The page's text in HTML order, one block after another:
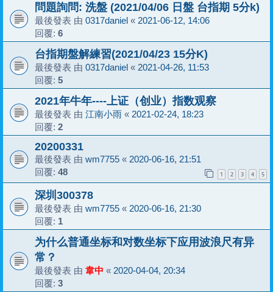
問題詢問: 洗盤 (2021/04/06 日盤 台指期 5分k)
最後發表 由 0317daniel « 2021-06-12, 14:06
回覆: 6
台指期盤解練習(2021/04/23 15分K)
最後發表 由 0317daniel « 2021-04-26, 11:53
回覆: 5
2021年牛年----上证（创业）指数观察
最後發表 由 江南小雨 « 2021-02-24, 18:23
回覆: 2
20200331
最後發表 由 wm7755 « 2020-06-16, 21:51
回覆: 48 1 2 3 4 5
深圳300378
最後發表 由 wm7755 « 2020-06-16, 21:30
回覆: 1
为什么普通坐标和对数坐标下应用波浪尺有异
常？
最後發表 由 韋中 « 2020-04-04, 20:34
回覆: 3